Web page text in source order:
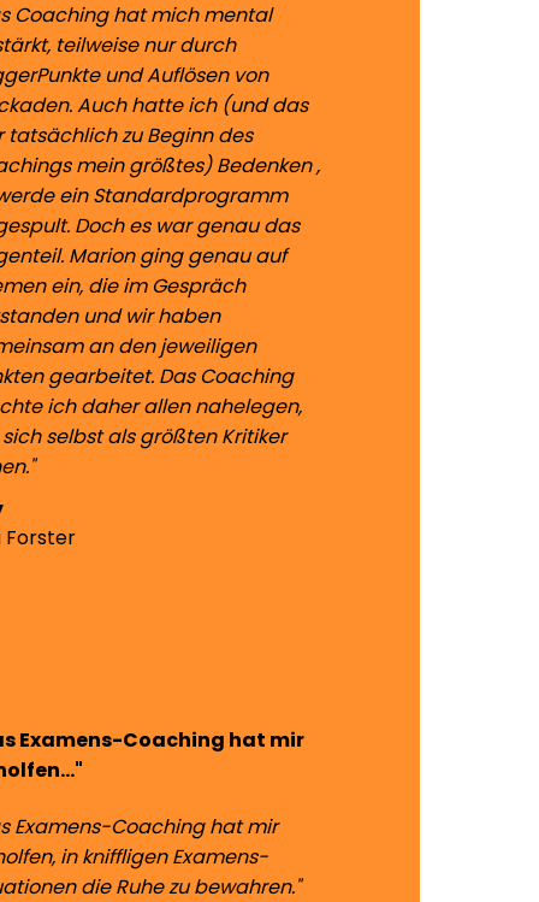
Coaching hat mich mental
teilweise nur durch
und Auflösen von
Auch hatte ich (und das
tatsächlich zu Beginn des
mein größtes) Bedenken ,
ein Standardprogramm
Doch es war genau das
Marion ging genau auf
ein, die im Gespräch
und wir haben
an den jeweiligen
gearbeitet. Das Coaching
ich daher allen nahelegen,
selbst als größten Kritiker
Forster
Examens-Coaching hat mir
Examens-Coaching hat mir
in kniffligen Examens-
die Ruhe zu bewahren."